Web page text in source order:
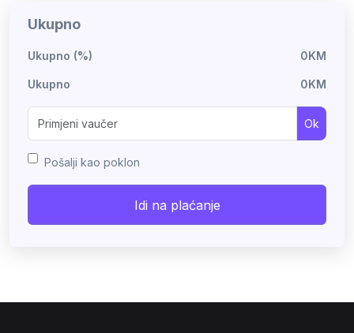
Ukupno
Ukupno (%) 0KM
Ukupno 0KM
Ok
Pošalji kao poklon
Idi na plaćanje